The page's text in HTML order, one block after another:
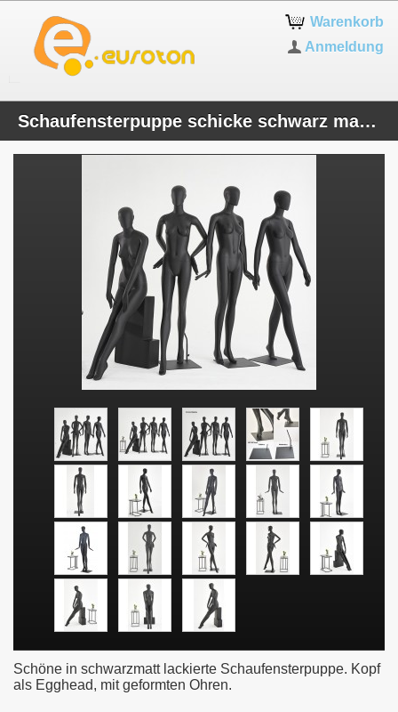
Warenkorb
Anmeldung
Schaufensterpuppe schicke schwarz matt lackierte Weibliche Kopf Egghead geformte Ohren
Schöne in schwarzmatt lackierte Schaufensterpuppe. Kopf
als Egghead, mit geformten Ohren.